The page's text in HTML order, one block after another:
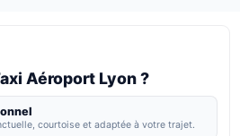
Aéroport Lyon ?
courtoise et adaptée à votre trajet.